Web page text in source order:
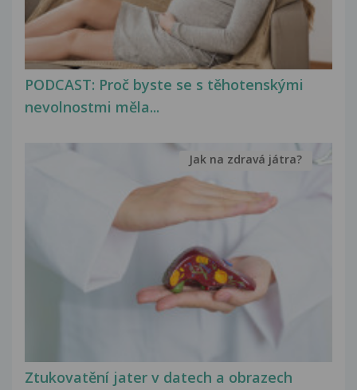
PODCAST: Proč byste se s těhotenskými
nevolnostmi měla...
Ztukovatění jater v datech a obrazech
Jak na zdravá játra?